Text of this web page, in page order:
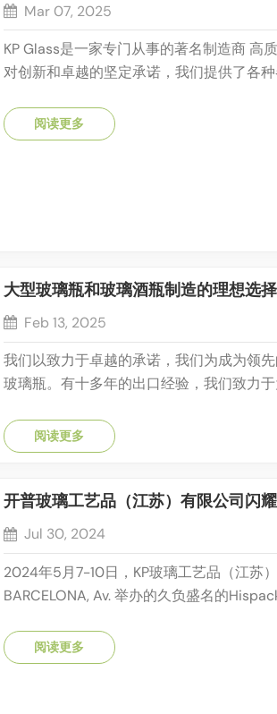
Mar 07, 2025
KP Glass是一家专门从事的著名制造商 高
对创新和卓越的坚定承诺，我们提供了各
业知识使我们能够为全球市场提供高级玻
在KP Glass，我们以先进的制造能力和精明...
阅读更多
大型玻璃瓶和玻璃酒瓶制造的理想选择
Feb 13, 2025
我们以致力于卓越的承诺，我们为成为领
玻璃瓶。有十多年的出口经验，我们致力
国玻璃厂价格的一小部分提供充满活力的橄
品包装游戏升级您的产品包装游戏...
阅读更多
开普玻璃工艺品（江苏）有限公司闪
Jul 30, 2024
2024年5月7-10日，KP玻璃工艺品（江苏
BARCELONA, Av. 举办的久负盛名的
B252-6 展位展示我们的创新产品。提升产
产品市场中，吸引和留住客户的关键在于我...
阅读更多